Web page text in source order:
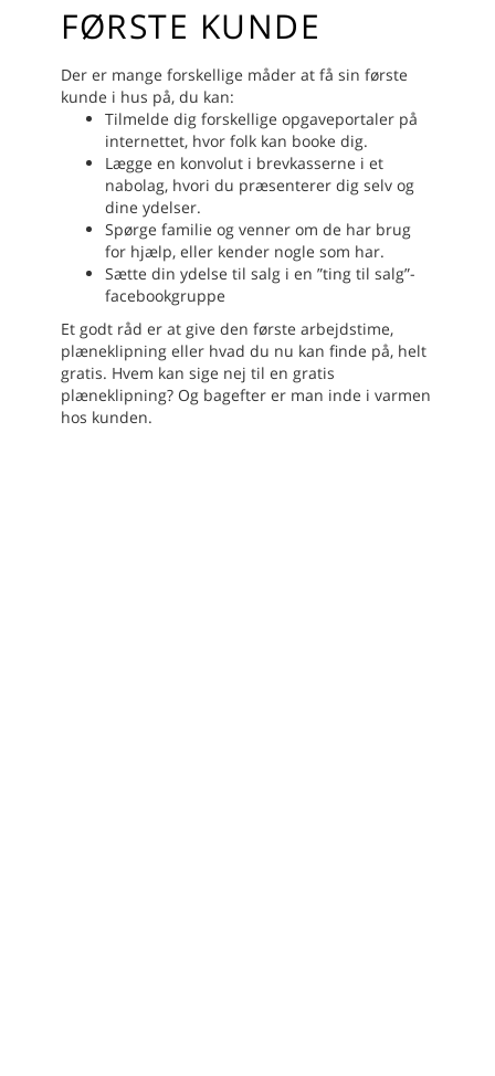
FØRSTE KUNDE
Der er mange forskellige måder at få sin første
kunde i hus på, du kan:
Tilmelde dig forskellige opgaveportaler på
internettet, hvor folk kan booke dig.
Lægge en konvolut i brevkasserne i et
nabolag, hvori du præsenterer dig selv og
dine ydelser.
Spørge familie og venner om de har brug
for hjælp, eller kender nogle som har.
Sætte din ydelse til salg i en ”ting til salg”-
facebookgruppe
Et godt råd er at give den første arbejdstime,
plæneklipning eller hvad du nu kan finde på, helt
gratis. Hvem kan sige nej til en gratis
plæneklipning? Og bagefter er man inde i varmen
hos kunden.